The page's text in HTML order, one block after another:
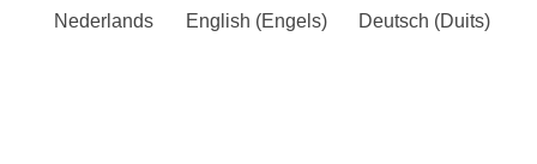
Nederlands English (Engels) Deutsch (Duits)